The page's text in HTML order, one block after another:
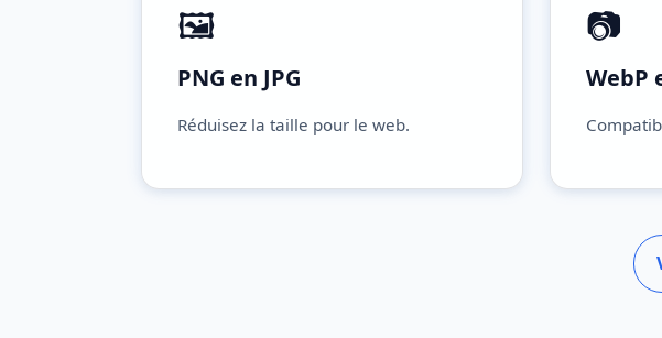
🖼️
PNG en JPG
Réduisez la taille pour le web.
📷
WebP